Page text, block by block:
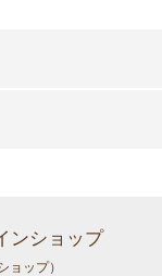
ンショップ
ョップ）